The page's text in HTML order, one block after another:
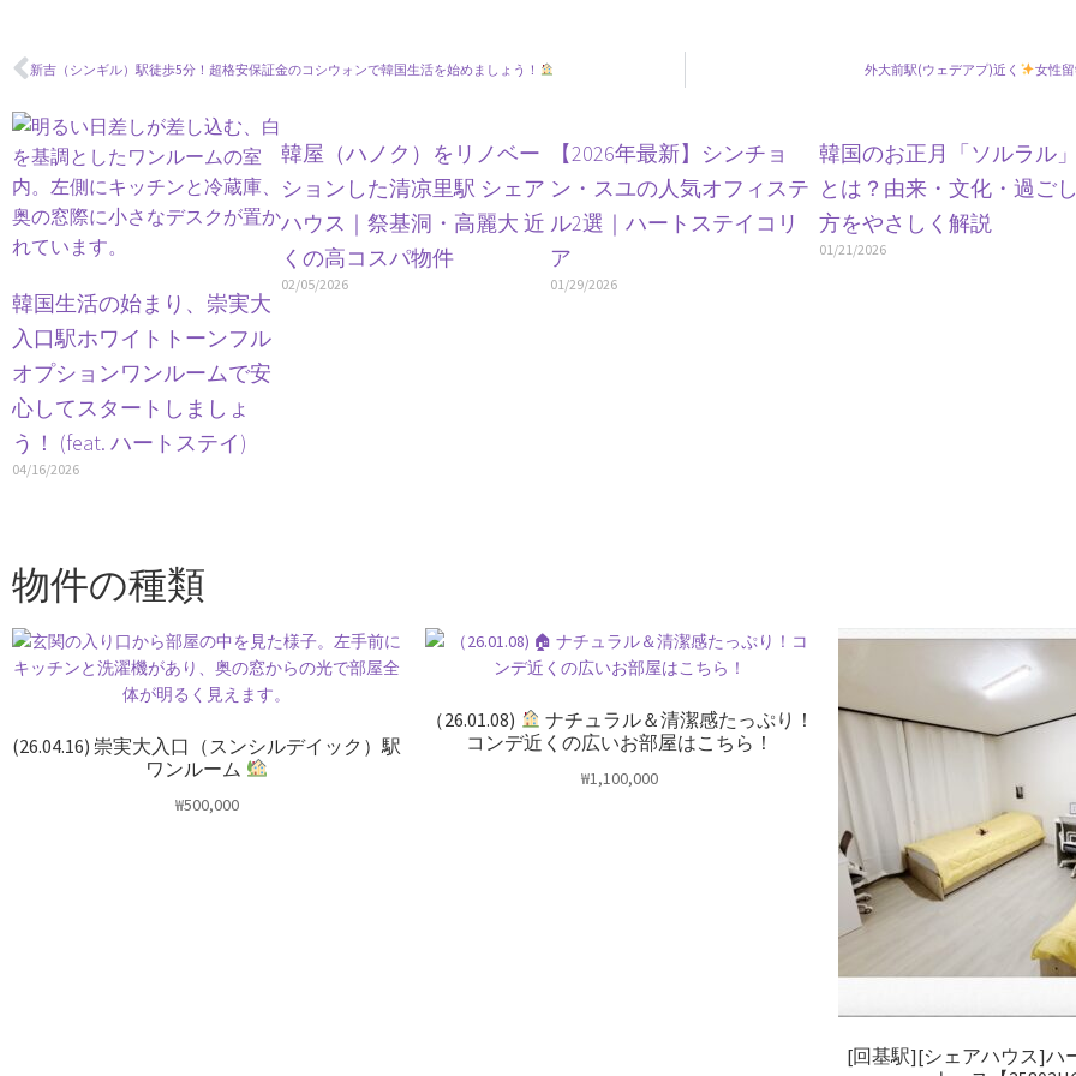
新吉（シンギル）駅徒歩5分！超格安保証金のコシウォンで韓国生活を始めましょう！ 外大前駅(ウェデアプ)近く 女性
韓国生活の始まり、崇実大
入口駅ホワイトトーンフル
オプションワンルームで安
心してスタートしましょ
う！ (feat. ハートステイ)
04/16/2026
韓屋（ハノク）をリノベー
ションした清凉里駅 シェア
ハウス｜祭基洞・高麗大 近
くの高コスパ物件
02/05/2026
【2026年最新】シンチョ
ン・スユの人気オフィステ
ル2選｜ハートステイコリ
ア
01/29/2026
韓国のお正月「ソルラル
とは？由来・文化・過ご
方をやさしく解説
01/21/2026
物件の種類
(26.04.16) 崇実大入口（スンシルデイック）駅
ワンルーム
₩500,000
（26.01.08)
ナチュラル＆清潔感たっぷり！
コンデ近くの広いお部屋はこちら！
₩1,100,000
[回基駅][シェアハウス]ハ